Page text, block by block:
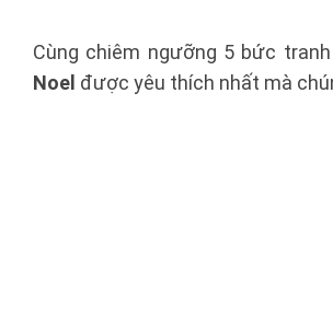
Cùng chiêm ngưỡng 5 bức
Noel được yêu thích nhất mà